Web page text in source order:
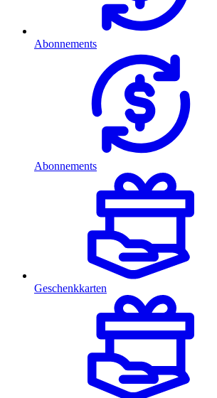
Abonnements
Abonnements
Geschenkkarten